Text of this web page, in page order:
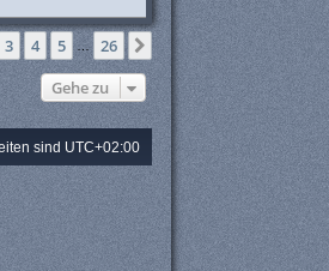
26
3 4 5 … 26 Nächste
Gehe zu
sind UTC+02:00